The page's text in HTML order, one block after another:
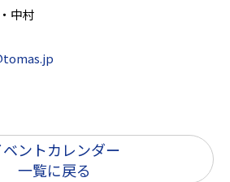
中村
ントカレンダー
一覧に戻る